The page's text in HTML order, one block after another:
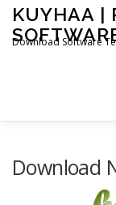
Skip
content
KUYHAA |
Download Software
Download